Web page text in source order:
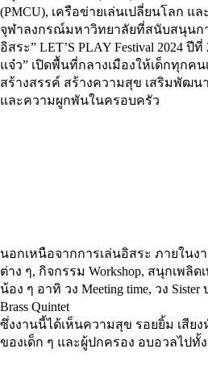
(PMCU), เครือข่ายเล่นเปลี่ยนโลก
จุฬาลงกรณ์มหาวิทยาลัยที่สนับสนุนกา
อิสระ” LET’S PLAY Festival 2024 ปี
แจ๋ว” เปิดพื้นที่กลางเมืองให้เด็กทุกค
สร้างสรรค์ สร้างความสุข เสริมพัฒน
และความผูกพันในครอบครัว
นอกเหนือจากการเล่นอิสระ ภายในง
ต่าง ๆ, กิจกรรม Workshop, สนุกเพลิ
น้อง ๆ อาทิ วง Meeting time, วง Sister
Brass Quintet
ซึ่งงานนี้ได้เห็นความสุข รอยยิ้ม เสีย
ของเด็ก ๆ และผู้ปกครอง อบอวลไปทั้